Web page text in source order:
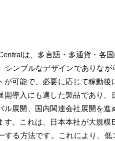
は、多言語・多通貨・各
シンプルなデザインでありな
可能で、必要に応じて稼動後
開導入にも適した製品であり
ル展開、国内関連会社展開を
す。これは、日本本社が大規
する方法です。これにより、